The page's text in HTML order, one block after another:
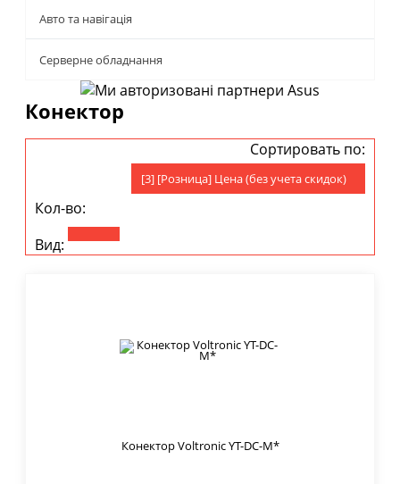
Авто та навігація
Серверне обладнання
Конектор
Сортировать по:
[3] [Розница] Цена (без учета скидок)
Кол-во:
Вид:
Конектор Voltronic YT-DC-M*